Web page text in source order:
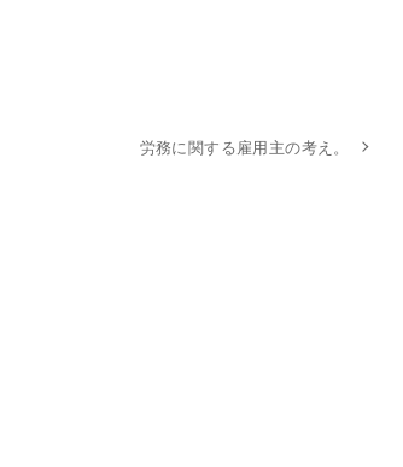
労務に関する雇用主の考え。